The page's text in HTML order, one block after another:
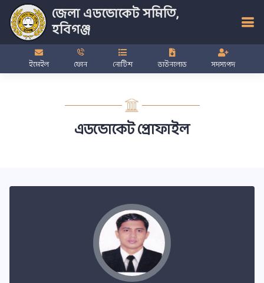
জেলা এডভোকেট সমিতি,
হবিগঞ্জ
ইমেইল ফোন নোটিশ ডাউনলোড সদস্যপদ
এডভোকেট প্রোফাইল